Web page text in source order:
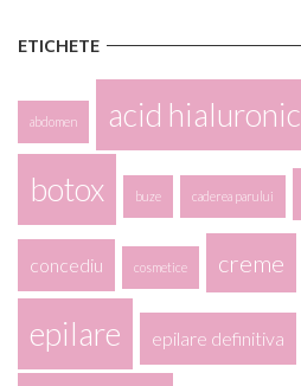
ETICHETE
abdomen acid hialuronic
botox buze caderea parului
concediu cosmetice creme
epilare epilare definitiva